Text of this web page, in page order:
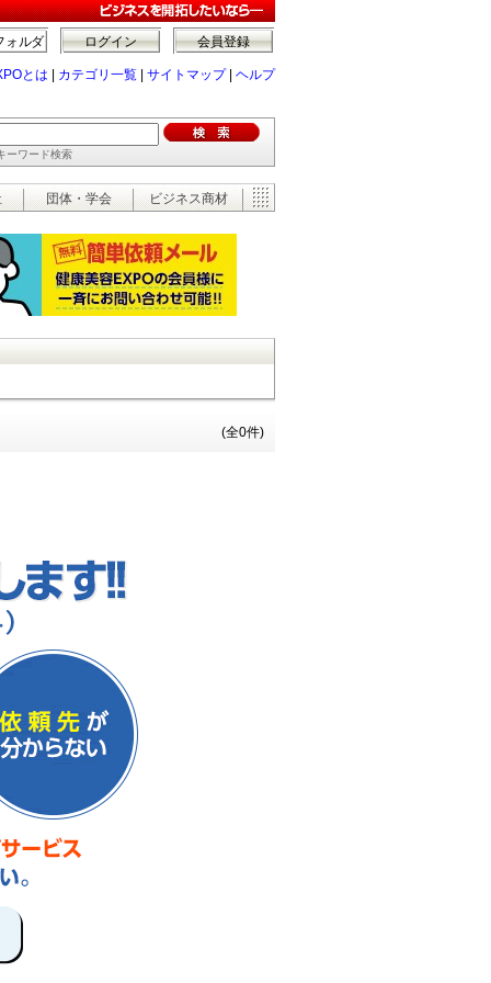
会員登録
ログイン
ォルダ
とは カテゴリ一覧 サイトマップ| ヘルプ
ーワード検索
団体・学会 ビジネス商材
(全0件)